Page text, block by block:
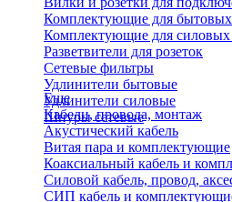
Комплектующие для бытовых
Комплектующие для силовых
Разветвители для розеток
Сетевые фильтры
Удлинители бытовые
Удлинители силовые
Шнуры сетевые
Еще
Кабели, провода, монтаж
Акустический кабель
Витая пара и комплектующие
Коаксиальный кабель и
Силовой кабель, провод,
СИП кабель и